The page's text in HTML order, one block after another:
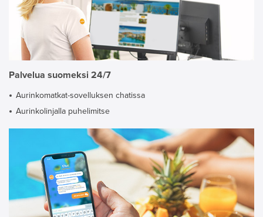
Palvelua suomeksi 24/7
Aurinkomatkat-sovelluksen chatissa
Aurinkolinjalla puhelimitse